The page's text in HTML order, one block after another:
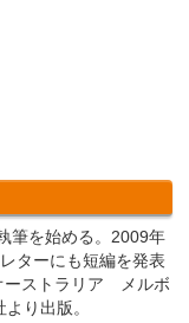
筆を始める。2009年
ターにも短編を発表
ーストラリア メルボ
り出版。